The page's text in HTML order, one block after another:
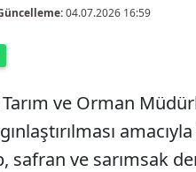
04.07.2026 16:59
ve Orman
safran ve sarımsak